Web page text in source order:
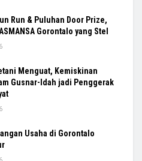
Run & Puluhan Door Prize,
Gorontalo yang Stel
Menguat, Kemiskinan
Gusnar-Idah jadi Penggerak
Usaha di Gorontalo